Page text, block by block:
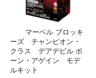
マーベル ブロッキ
ーズ チャンピオン・
クラス デアデビル ボ
ーン・アゲイン モデ
ルキット